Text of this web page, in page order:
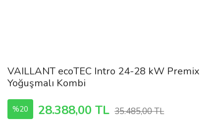
VAILLANT ecoTEC Intro 24-28 kW Premix
Yoğuşmalı Kombi
%20 28.388,00 TL 35.485,00 TL